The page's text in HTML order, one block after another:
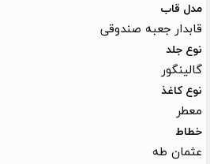
مدل قاب
قابدار جعبه صندوقی
نوع جلد
گالینگور
نوع کاغذ
معطر
خطاط
عثمان طه